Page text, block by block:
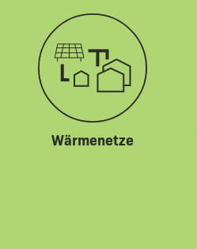
Wärmenetze